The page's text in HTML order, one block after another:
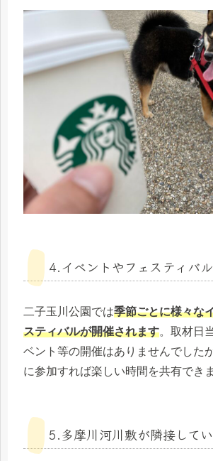
4.イベントやフェスティバ
二子玉川公園では季節ごとに様々な
スティバルが開催されます。取材日
ベント等の開催はありませんでした
に参加すれば楽しい時間を共有できま
5.多摩川河川敷が隣接して